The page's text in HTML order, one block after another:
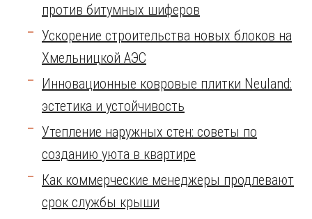
против битумных шиферов
Ускорение строительства новых блоков на
Хмельницкой АЭС
Инновационные ковровые плитки Neuland:
эстетика и устойчивость
Утепление наружных стен: советы по
созданию уюта в квартире
Как коммерческие менеджеры продлевают
срок службы крыши